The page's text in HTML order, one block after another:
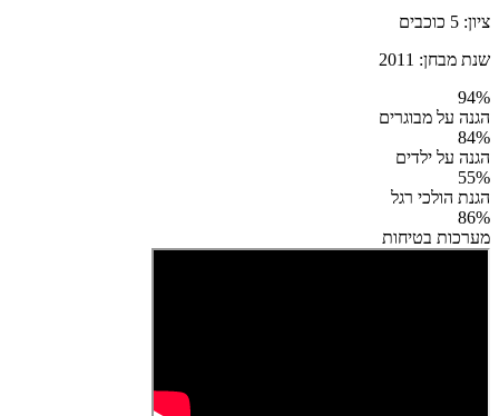
ציון: 5 כוכבים
שנת מבחן: 2011
94%
הגנה על מבוגרים
84%
הגנה על ילדים
55%
הגנת הולכי רגל
86%
מערכות בטיחות